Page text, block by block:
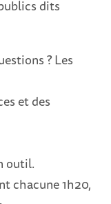
dits
? Les
et des
outil.
chacune 1h20,